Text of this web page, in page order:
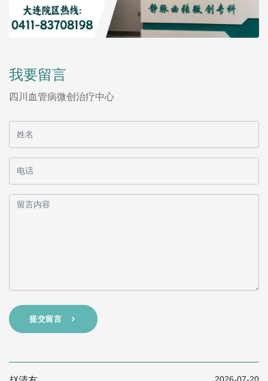
我要留言
四川血管病微创治疗中心
提交留言